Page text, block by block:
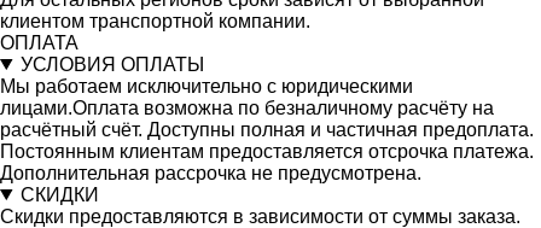
клиентом транспортной компании.
ОПЛАТА
УСЛОВИЯ ОПЛАТЫ
Мы работаем исключительно с юридическими
лицами.Оплата возможна по безналичному расчёту на
расчётный счёт. Доступны полная и частичная предоплата.
Постоянным клиентам предоставляется отсрочка платежа.
Дополнительная рассрочка не предусмотрена.
СКИДКИ
Скидки предоставляются в зависимости от суммы заказа.